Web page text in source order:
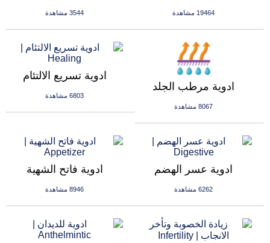
3544 مشاهدة 19464 مشاهدة
ادوية تسريع الالتئام
6803 مشاهدة
ادوية مرطب الجلد
8067 مشاهدة
ادوية فاتح الشهية
8946 مشاهدة
ادوية عسر الهضم
6262 مشاهدة